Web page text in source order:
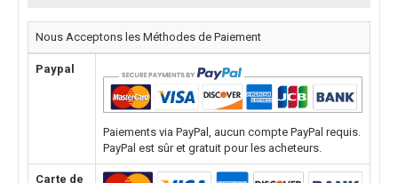
Nous Acceptons les Méthodes de Paiement
Paypal
Paiements via PayPal, aucun compte PayPal requis.
PayPal est sûr et gratuit pour les acheteurs.
Carte de